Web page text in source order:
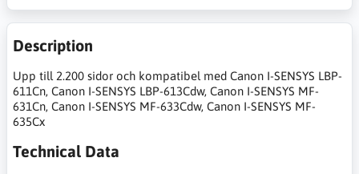
Description
Upp till 2.200 sidor och kompatibel med Canon I-SENSYS LBP-
611Cn, Canon I-SENSYS LBP-613Cdw, Canon I-SENSYS MF-
631Cn, Canon I-SENSYS MF-633Cdw, Canon I-SENSYS MF-
635Cx
Technical Data